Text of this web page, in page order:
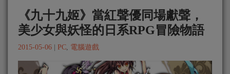
《九十九姬》當紅聲優同場獻聲，
美少女與妖怪的日系RPG冒險物語
2015-05-06 | PC 電腦遊戲